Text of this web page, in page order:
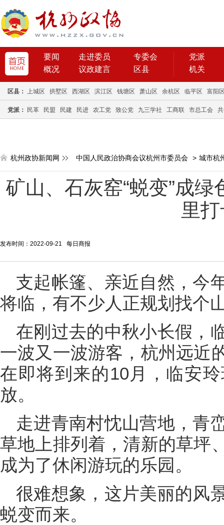
要闻 走进委员
专委会
概况
议政建言 区县
党派
机关
区县： 上城区 拱墅区 西湖区 滨江区 钱塘区 萧山区 余杭区 临平区 富阳
党派： 民革 民盟 民建 民进 农工党 致公党 九三学社 工商联 市总工会
杭州政协新闻网 中国人民政治协商会议杭州市委员会 > 城市杭
矿山、石灰窑“蜕变”成
里
发布时间：2022-09-21 每日商报
支起帐篷、亲近自然，今
将临，有不少人正规划找个
在刚过去的中秋小长假，
一波又一波游客，杭州远近
在即将到来的10月，临安
放。
走进青南村忱山营地，青
草地上排列着，清新的草坪
成为了休闲游玩的乐园。
很难想象，这片美丽的风
蜕变而来。